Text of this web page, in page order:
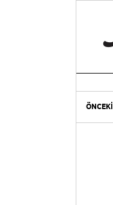
ÖNCEKİ